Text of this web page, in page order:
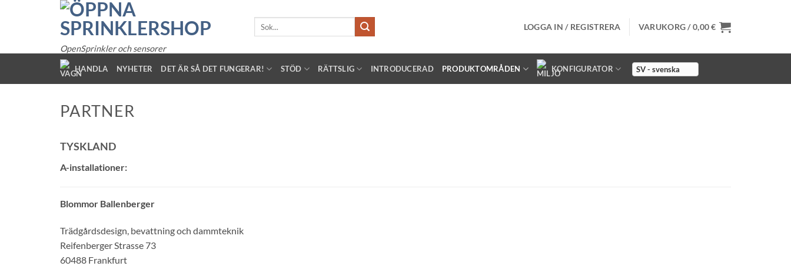
OpenSprinkler och sensorer
LOGGA IN / REGISTRERA VARUKORG /0,00€
HANDLA NYHETER DET ÄR SÅ DET FUNGERAR! STÖD RÄTTSLIG INTRODUCERAD PRODUKTOMRÅDEN KONFIGURATOR
PARTNER
TYSKLAND
A-installationer:
Blommor Ballenberger
Trädgårdsdesign, bevattning och dammteknik
Reifenberger Strasse 73
60488 Frankfurt